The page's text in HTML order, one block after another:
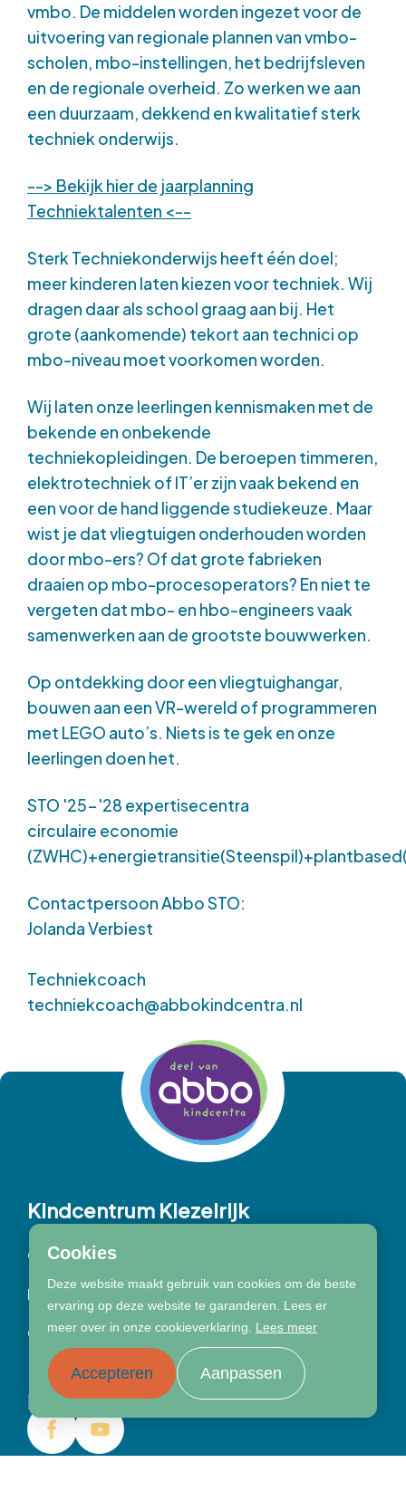
Cookies
Deze website maakt gebruik van cookies om de beste
ervaring op deze website te garanderen. Lees er
meer over in onze cookieverklaring. Lees meer
Accepteren Aanpassen
vmbo. De middelen worden ingezet voor de
uitvoering van regionale plannen van vmbo-
scholen, mbo-instellingen, het bedrijfsleven
en de regionale overheid. Zo werken we aan
een duurzaam, dekkend en kwalitatief sterk
techniek onderwijs.
--> Bekijk hier de jaarplanning
Techniektalenten <--
Sterk Techniekonderwijs heeft één doel;
meer kinderen laten kiezen voor techniek. Wij
dragen daar als school graag aan bij. Het
grote (aankomende) tekort aan technici op
mbo-niveau moet voorkomen worden.
Wij laten onze leerlingen kennismaken met de
bekende en onbekende
techniekopleidingen. De beroepen timmeren,
elektrotechniek of IT’er zijn vaak bekend en
een voor de hand liggende studiekeuze. Maar
wist je dat vliegtuigen onderhouden worden
door mbo-ers? Of dat grote fabrieken
draaien op mbo-procesoperators? En niet te
vergeten dat mbo- en hbo-engineers vaak
samenwerken aan de grootste bouwwerken.
Op ontdekking door een vliegtuighangar,
bouwen aan een VR-wereld of programmeren
met LEGO auto’s. Niets is te gek en onze
leerlingen doen het.
STO '25-'28 expertisecentra
circulaire economie
Contactpersoon Abbo STO:
Jolanda Verbiest
Techniekcoach
techniekcoach@abbokindcentra.nl
Kindcentrum Kiezelrijk
Over onze school
Partners Ouders
Contact
Blijf ons volgen